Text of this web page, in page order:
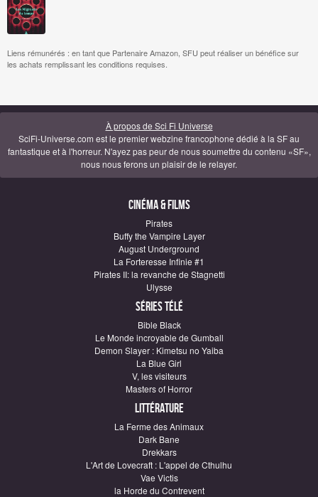
Liens rémunérés : en tant que Partenaire Amazon, SFU peut réaliser un bénéfice sur
les achats remplissant les conditions requises.
À propos de Sci Fi Universe
SciFi-Universe.com est le premier webzine francophone dédié à la SF au
fantastique et à l'horreur. N'ayez pas peur de nous soumettre du contenu «SF»,
nous nous ferons un plaisir de le relayer.
Cinéma & Films
Pirates
Buffy the Vampire Layer
August Underground
La Forteresse Infinie #1
Pirates II: la revanche de Stagnetti
Ulysse
Séries télé
Bible Black
Le Monde incroyable de Gumball
Demon Slayer : Kimetsu no Yaiba
La Blue Girl
V, les visiteurs
Masters of Horror
Littérature
La Ferme des Animaux
Dark Bane
Drekkars
L'Art de Lovecraft : L'appel de Cthulhu
Vae Victis
la Horde du Contrevent